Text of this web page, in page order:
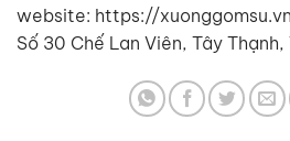
website: https://
Số 30 Chế Lan Viên, Tây Thạnh,